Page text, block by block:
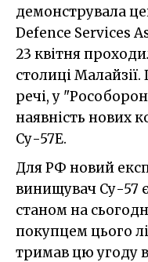
демонструвала
Defence Services
23 квітня
столиці Малайзії.
речі, у
наявність нових
Су-57E.
Для РФ новий
винищувач Су-57
станом на
покупцем цього
тримав цю угоду